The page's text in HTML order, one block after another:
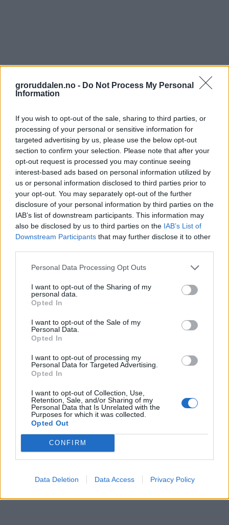
groruddalen.no - Do Not Process My Personal
Information
If you wish to opt-out of the sale, sharing to third parties, or
processing of your personal or sensitive information for
targeted advertising by us, please use the below opt-out
section to confirm your selection. Please note that after your
opt-out request is processed you may continue seeing
interest-based ads based on personal information utilized by
us or personal information disclosed to third parties prior to
your opt-out. You may separately opt-out of the further
disclosure of your personal information by third parties on the
IAB’s list of downstream participants. This information may
also be disclosed by us to third parties on the IAB’s List of
Downstream Participants that may further disclose it to other
Personal Data Processing Opt Outs
I want to opt-out of the Sharing of my
personal data.
Opted In
I want to opt-out of the Sale of my
Personal Data.
Opted In
I want to opt-out of processing my
Personal Data for Targeted Advertising.
Opted In
I want to opt-out of Collection, Use,
Retention, Sale, and/or Sharing of my
Personal Data that Is Unrelated with the
Purposes for which it was collected.
Opted Out
CONFIRM
Data Deletion Data Access Privacy Policy